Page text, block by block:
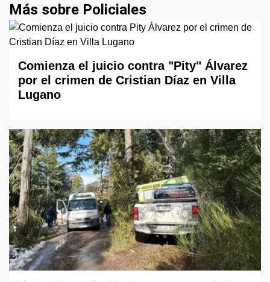
Más sobre Policiales
Comienza el juicio contra "Pity" Álvarez
por el crimen de Cristian Díaz en Villa
Lugano